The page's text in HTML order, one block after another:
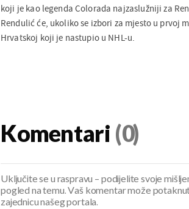
koji je kao legenda Colorada najzaslužniji za
Rendulić će, ukoliko se izbori za mjesto u prvoj
Hrvatskoj koji je nastupio u NHL-u.
Komentari (0)
Uključite se u raspravu – podijelite svoje
pogled na temu. Vaš komentar može
zajednicu našeg portala.